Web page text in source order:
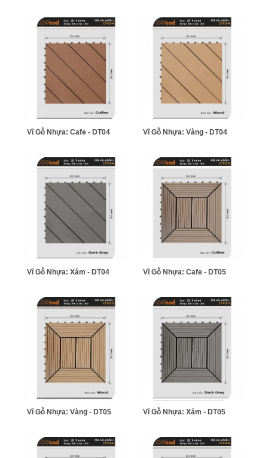
Vĩ Gỗ Nhựa: Cafe - DT04 Vĩ Gỗ Nhựa: Vàng - DT04
Vĩ Gỗ Nhựa: Xám - DT04 Vĩ Gỗ Nhựa: Cafe - DT05
Vĩ Gỗ Nhựa: Vàng - DT05 Vĩ Gỗ Nhựa: Xám - DT05